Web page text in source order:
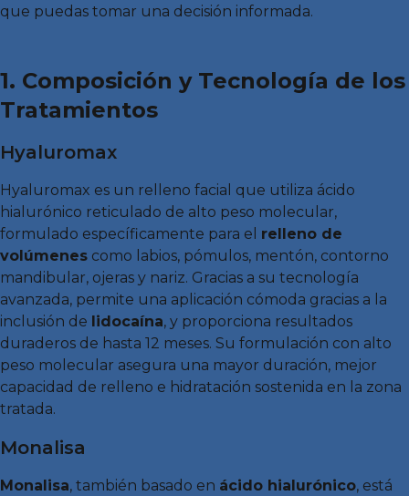
que puedas tomar una decisión informada.
1. Composición y Tecnología de los
Tratamientos
Hyaluromax
Hyaluromax es un relleno facial que utiliza ácido
hialurónico reticulado de alto peso molecular,
formulado específicamente para el relleno de
volúmenes como labios, pómulos, mentón, contorno
mandibular, ojeras y nariz. Gracias a su tecnología
avanzada, permite una aplicación cómoda gracias a la
inclusión de lidocaína, y proporciona resultados
duraderos de hasta 12 meses. Su formulación con alto
peso molecular asegura una mayor duración, mejor
capacidad de relleno e hidratación sostenida en la zona
tratada.
Monalisa
Monalisa, también basado en ácido hialurónico, está